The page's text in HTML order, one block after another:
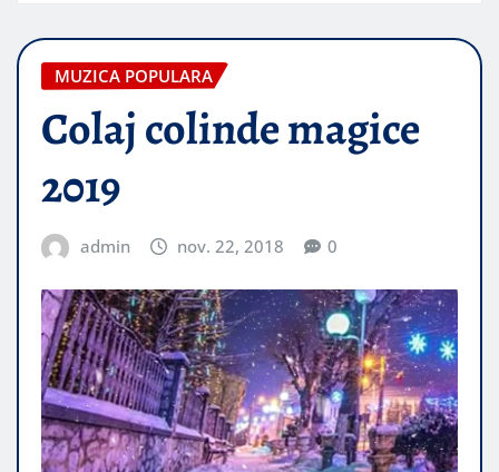
MUZICA POPULARA
Colaj colinde magice
2019
admin nov. 22, 2018 0